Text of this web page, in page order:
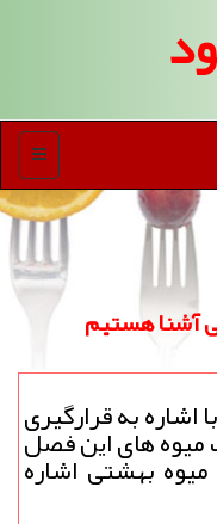
منو
آشنا هستیم
به قرارگیری
های این فصل
بهشتی اشاره